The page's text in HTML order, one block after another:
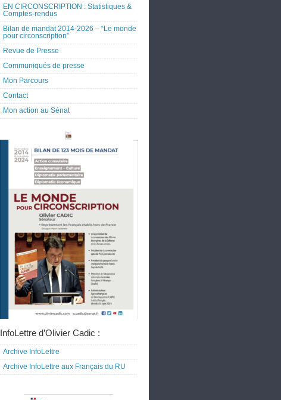
EN CIRCONSCRIPTION : Statistiques &
Comptes-rendus
Bilan de mandat 2014-2026 – “Le monde
pour circonscription”
Revue de Presse
Communiqués de presse
Mon Parcours
Contact
Mon action au Sénat
InfoLettre d’Olivier Cadic :
Archive InfoLettre
Archive InfoLettre aux Français du RU